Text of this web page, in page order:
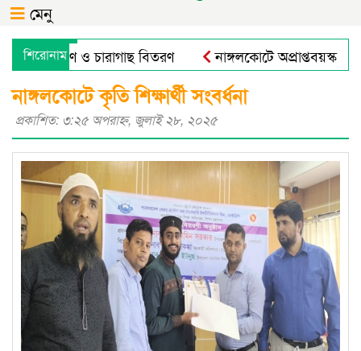
মেনু
শিরোনাম
বৃক্ষরোপণ ও চারাগাছ বিতরণ
নাঙ্গলকোটে অপ্রাপ্তবয়স্ক
এন্ড রুরাল ট্রান্সফরমেশন ফর নিউট্রিশন, এন্টারপ্রেনরশিপ
নাঙ্গলকোটে কৃতি শিক্ষার্থী সংবর্ধনা
প্রকাশিত: ৩:২৫ অপরাহ্ণ, জুলাই ২৮, ২০২৫